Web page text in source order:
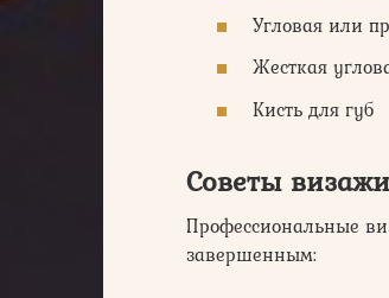
Угловая или
Жесткая
Кисть для губ
Советы
Профессиональные
завершенным: